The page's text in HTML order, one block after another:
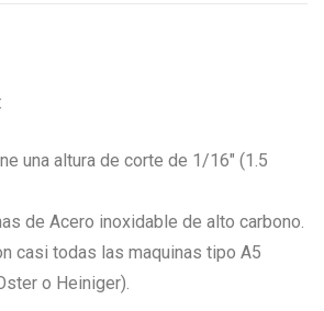
una altura de corte de 1/16″ (1.5
de Acero inoxidable de alto carbono.
casi todas las maquinas tipo A5
o Heiniger).